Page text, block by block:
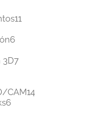
1111
66
3D77
CAM1414
66